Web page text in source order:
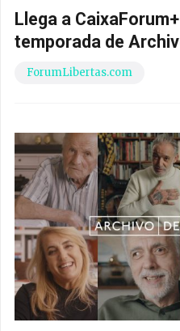
Llega a
temporada de
ForumLibertas.com